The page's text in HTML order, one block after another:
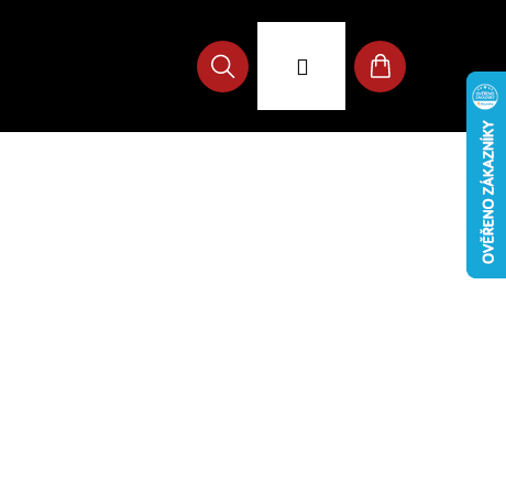
Hledat
Přihlášení
Nákupní